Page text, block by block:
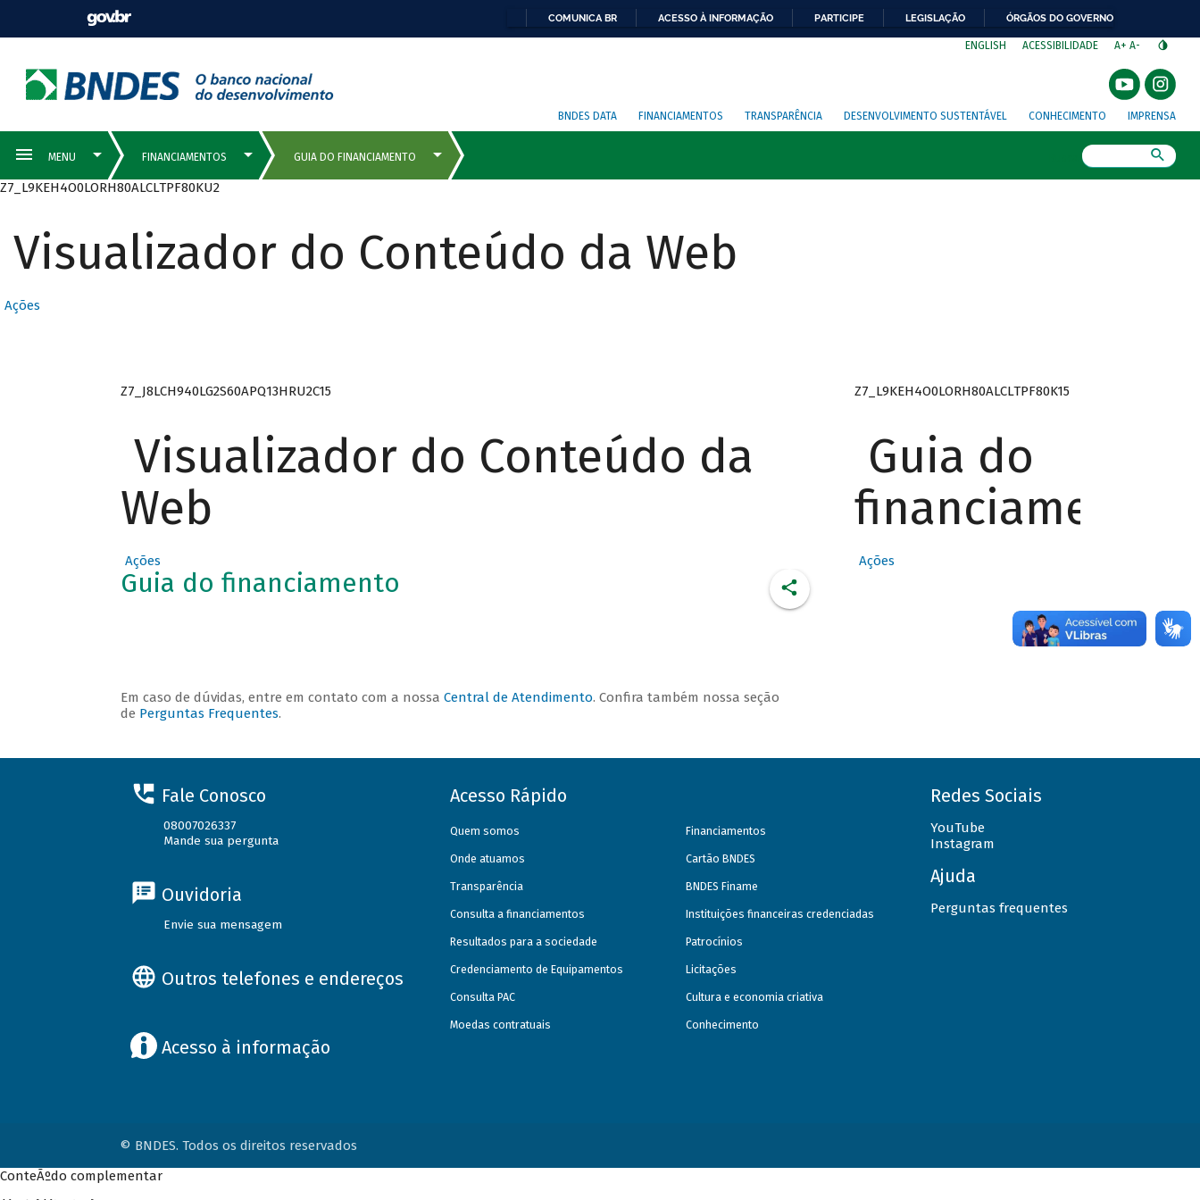
COMUNICA BR ACESSO À INFORMAÇÃO PARTICIPE LEGISLAÇÃO ÓRGÃOS DO GOVERNO
ENGLISH ACESSIBILIDADE A+ A-
BNDES DATA FINANCIAMENTOS TRANSPARÊNCIA DESENVOLVIMENTO SUSTENTÁVEL CONHECIMENTO IMPRENSA
Z7_L9KEH4O0LORH80ALCLTPF80KU2
Visualizador do Conteúdo da Web
Ações
Z7_J8LCH940LG2S60APQ13HRU2C15
Visualizador do Conteúdo da
Web
Ações
Guia do financiamento
COMO
FUNCIONA
Em caso de dúvidas, entre em contato com a nossa Central de Atendimento. Confira também nossa seção
de Perguntas Frequentes.
Z7_L9KEH4O0LORH80ALCLTPF80K15
Guia do
financiamento
Ações
Fale Conosco
08007026337
Mande sua pergunta
Ouvidoria
Envie sua mensagem
Outros telefones e endereços
Acesso à informação
Acesso Rápido
Quem somos
Onde atuamos
Transparência
Consulta a financiamentos
Resultados para a sociedade
Credenciamento de Equipamentos
Consulta PAC
Moedas contratuais
Financiamentos
Cartão BNDES
BNDES Finame
Instituições financeiras credenciadas
Patrocínios
Licitações
Cultura e economia criativa
Conhecimento
Redes Sociais
YouTube
Instagram
Ajuda
Perguntas frequentes
© BNDES. Todos os direitos reservados
ConteÃºdo complementar